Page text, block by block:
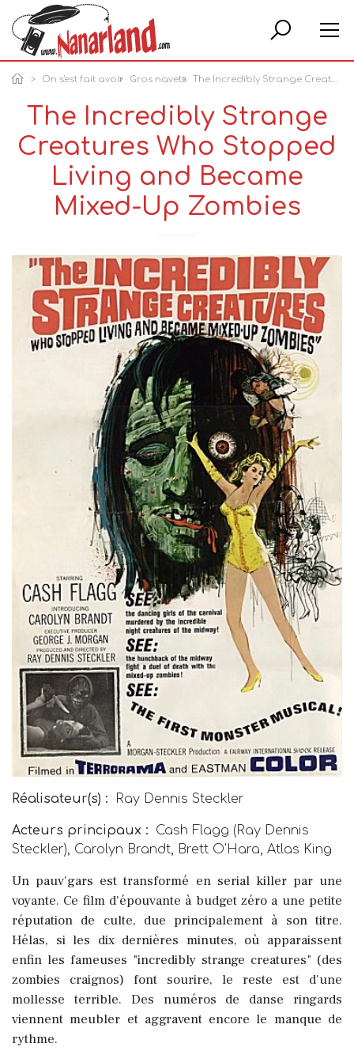
On s'est fait avoir Gros navets The Incredibly Strange Creatures Who Stopped Living and Became Mixed-Up Zombies
The Incredibly Strange
Creatures Who Stopped
Living and Became
Mixed-Up Zombies
Réalisateur(s) : Ray Dennis Steckler
Acteurs principaux :
Cash Flagg (Ray Dennis
Steckler), Carolyn Brandt, Brett O'Hara, Atlas King
Un pauv'gars est transformé en serial killer par une
voyante. Ce film d'épouvante à budget zéro a une petite
réputation de culte, due principalement à son titre.
Hélas, si les dix dernières minutes, où apparaissent
enfin les fameuses "incredibly strange creatures" (des
zombies craignos) font sourire, le reste est d'une
mollesse terrible. Des numéros de danse ringards
viennent meubler et aggravent encore le manque de
rythme.